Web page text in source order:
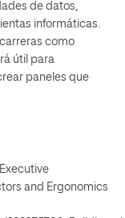
de datos,
informáticas.
como
útil para
paneles que
and Ergonomics